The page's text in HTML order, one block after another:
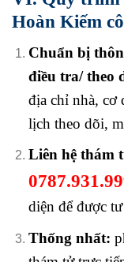
Hoàn Kiếm
Chuẩn bị
điều tra/ theo
địa chỉ nhà, cơ
lịch theo dõi,
Liên hệ thám
diện để được
Thống nhất: